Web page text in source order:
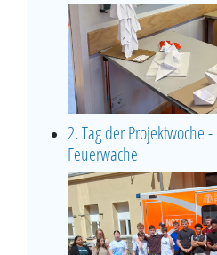
2. Tag der Projektwoche
Feuerwache